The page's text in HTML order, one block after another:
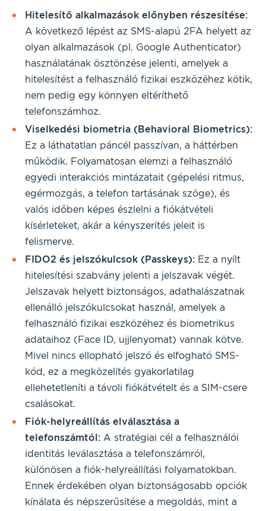
Hitelesítő alkalmazások előnyben részesítése:
A következő lépést az SMS-alapú 2FA helyett az
olyan alkalmazások (pl. Google Authenticator)
használatának ösztönzése jelenti, amelyek a
hitelesítést a felhasználó fizikai eszközéhez kötik,
nem pedig egy könnyen eltéríthető
telefonszámhoz.
Viselkedési biometria (Behavioral Biometrics):
Ez a láthatatlan páncél passzívan, a háttérben
működik. Folyamatosan elemzi a felhasználó
egyedi interakciós mintázatait (gépelési ritmus,
egérmozgás, a telefon tartásának szöge), és
valós időben képes észlelni a fiókátvételi
kísérleteket, akár a kényszerítés jeleit is
felismerve.
FIDO2 és jelszókulcsok (Passkeys): Ez a nyílt
hitelesítési szabvány jelenti a jelszavak végét.
Jelszavak helyett biztonságos, adathalászatnak
ellenálló jelszókulcsokat használ, amelyek a
felhasználó fizikai eszközéhez és biometrikus
adataihoz (Face ID, ujjlenyomat) vannak kötve.
Mivel nincs ellopható jelszó és elfogható SMS-
kód, ez a megközelítés gyakorlatilag
ellehetetleníti a távoli fiókátvételt és a SIM-csere
csalásokat.
Fiók-helyreállítás elválasztása a
telefonszámtól: A stratégiai cél a felhasználói
identitás leválasztása a telefonszámról,
különösen a fiók-helyreállítási folyamatokban.
Ennek érdekében olyan biztonságosabb opciók
kínálata és népszerűsítése a megoldás, mint a